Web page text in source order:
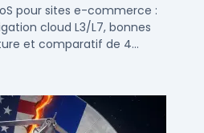
2025
pour sites e-commerce :
cloud L3/L7, bonnes
et comparatif de 4
DSI en 2025.